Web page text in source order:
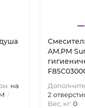
на
AM.PM
2
Вес, кг: 0